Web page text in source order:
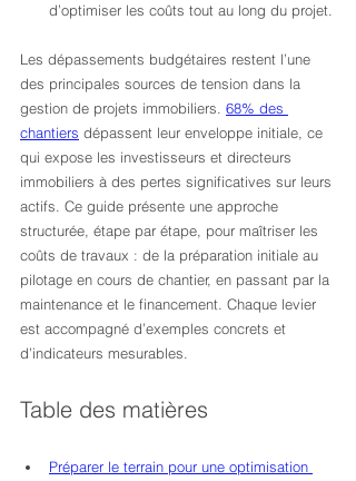
d’optimiser les coûts tout au long du projet.
Les dépassements budgétaires restent l’une
des principales sources de tension dans la
gestion de projets immobiliers. 68% des
chantiers dépassent leur enveloppe initiale, ce
qui expose les investisseurs et directeurs
immobiliers à des pertes significatives sur leurs
actifs. Ce guide présente une approche
structurée, étape par étape, pour maîtriser les
coûts de travaux : de la préparation initiale au
pilotage en cours de chantier, en passant par la
maintenance et le financement. Chaque levier
est accompagné d’exemples concrets et
d’indicateurs mesurables.
Table des matières
Préparer le terrain pour une optimisation